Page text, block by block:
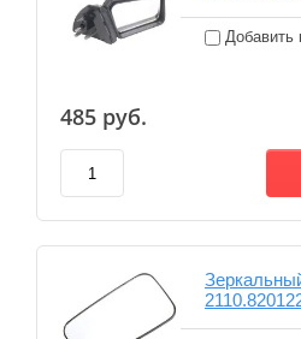
Добавить
485 руб.